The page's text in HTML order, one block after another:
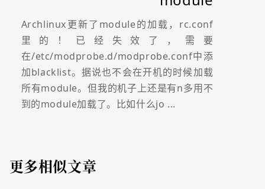
Archlinux更新了module的加载，rc.conf
里的！已经失效了，需要
在/etc/modprobe.d/modprobe.conf中添
加blacklist。据说也不会在开机的时候加载
所有module。但我的机子上还是有n多用不
到的module加载了。比如什么jo ...
更多相似文章